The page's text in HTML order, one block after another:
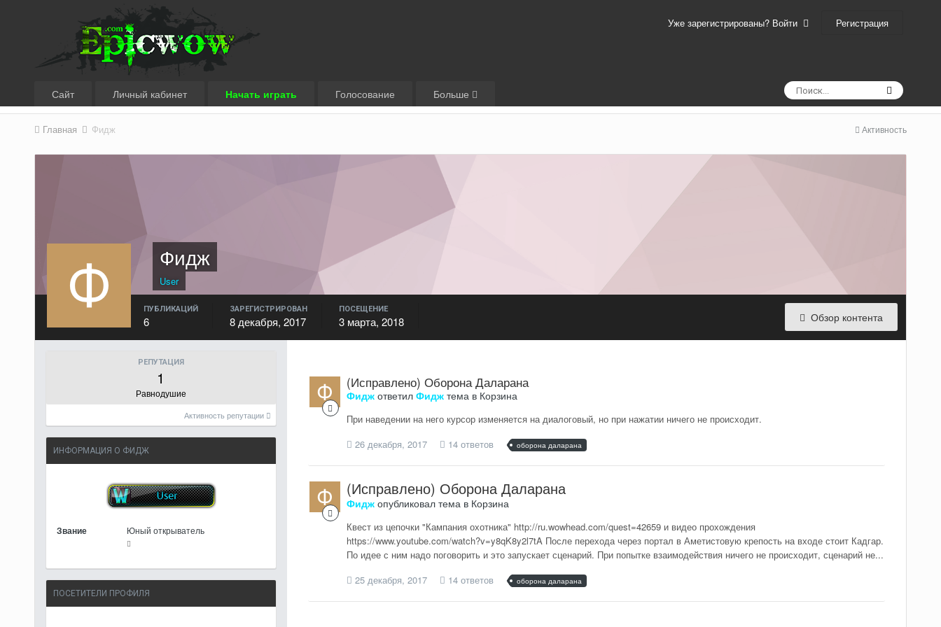
Уже зарегистрированы? Войти Регистрация
Сайт Личный кабинет Начать играть Голосование Больше
Активность
Главная Фидж
Фидж
User
Обзор контента
ПУБЛИКАЦИЙ
6
ЗАРЕГИСТРИРОВАН
8 декабря, 2017
ПОСЕЩЕНИЕ
3 марта, 2018
РЕПУТАЦИЯ
1
Равнодушие
Активность репутации
ИНФОРМАЦИЯ О ФИДЖ
Звание Юный открыватель
ПОСЕТИТЕЛИ ПРОФИЛЯ
(Исправлено) Оборона Даларана
Фиджответил Фиджтема в Корзина
При наведении на него курсор изменяется на диалоговый, но при нажатии ничего не происходит.
26 декабря, 2017
14 ответов оборона даларана
(Исправлено) Оборона Даларана
Фиджопубликовал тема в Корзина
Квест из цепочки "Кампания охотника" http://ru.wowhead.com/quest=42659 и видео прохождения
https://www.youtube.com/watch?v=y8qK8y2l7tA После перехода через портал в Аметистовую крепость на входе стоит Кадгар.
По идее с ним надо поговорить и это запускает сценарий. При попытке взаимодействия ничего не происходит, сценарий не...
25 декабря, 2017
14 ответов оборона даларана